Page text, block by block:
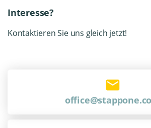
Interesse?
Kontaktieren Sie uns gleich jetzt!